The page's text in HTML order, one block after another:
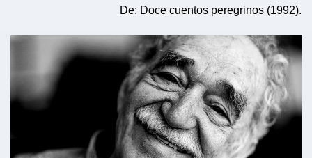
De: Doce cuentos peregrinos (1992).